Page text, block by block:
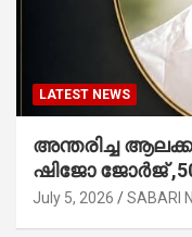
LATEST NEWS
അന്തരിച്ച
ഷിജോ ജോർജ്
July 5, 2026 SABARI